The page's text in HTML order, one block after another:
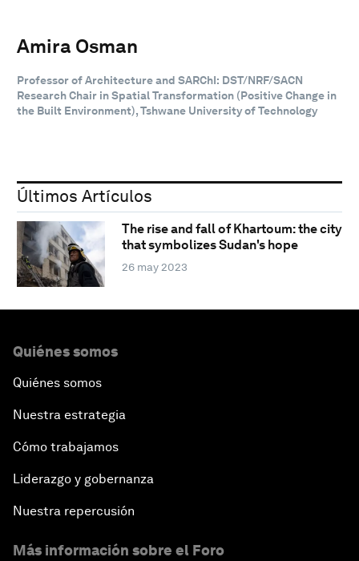
Amira Osman
Professor of Architecture and SARChI: DST/NRF/SACN
Research Chair in Spatial Transformation (Positive Change in
the Built Environment), Tshwane University of Technology
Últimos Artículos
The rise and fall of Khartoum: the city
that symbolizes Sudan's hope
26 may 2023
Quiénes somos
Quiénes somos
Nuestra estrategia
Cómo trabajamos
Liderazgo y gobernanza
Nuestra repercusión
Más información sobre el Foro